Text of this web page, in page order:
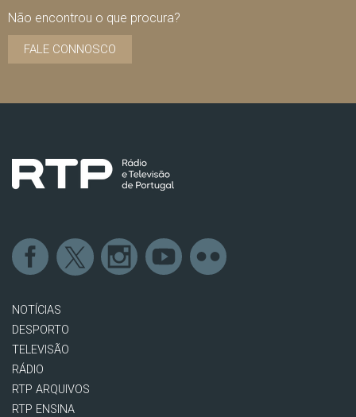
Não encontrou o que procura?
FALE CONNOSCO
NOTÍCIAS
DESPORTO
TELEVISÃO
RÁDIO
RTP ARQUIVOS
RTP ENSINA